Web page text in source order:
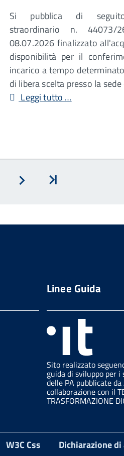
Si pubblica di
straordinario n. 44073/
08.07.2026 finalizzato
disponibilità per il
incarico a tempo
di libera scelta presso la
Leggi tutto …
Linee Guida
Sito realizzato
guida di sviluppo per i
delle PA pubblicate da
collaborazione con il
TRASFORMAZIONE
W3C Css Dichiarazione